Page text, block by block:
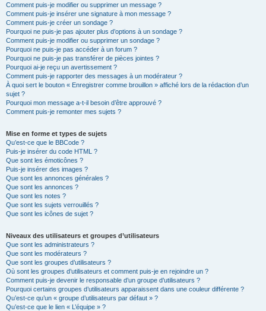
Comment puis-je modifier ou supprimer un message ?
Comment puis-je insérer une signature à mon message ?
Comment puis-je créer un sondage ?
Pourquoi ne puis-je pas ajouter plus d’options à un sondage ?
Comment puis-je modifier ou supprimer un sondage ?
Pourquoi ne puis-je pas accéder à un forum ?
Pourquoi ne puis-je pas transférer de pièces jointes ?
Pourquoi ai-je reçu un avertissement ?
Comment puis-je rapporter des messages à un modérateur ?
À quoi sert le bouton « Enregistrer comme brouillon » affiché lors de la rédaction d’un
sujet ?
Pourquoi mon message a-t-il besoin d’être approuvé ?
Comment puis-je remonter mes sujets ?
Mise en forme et types de sujets
Qu’est-ce que le BBCode ?
Puis-je insérer du code HTML ?
Que sont les émoticônes ?
Puis-je insérer des images ?
Que sont les annonces générales ?
Que sont les annonces ?
Que sont les notes ?
Que sont les sujets verrouillés ?
Que sont les icônes de sujet ?
Niveaux des utilisateurs et groupes d’utilisateurs
Que sont les administrateurs ?
Que sont les modérateurs ?
Que sont les groupes d’utilisateurs ?
Où sont les groupes d’utilisateurs et comment puis-je en rejoindre un ?
Comment puis-je devenir le responsable d’un groupe d’utilisateurs ?
Pourquoi certains groupes d’utilisateurs apparaissent dans une couleur différente ?
Qu’est-ce qu’un « groupe d’utilisateurs par défaut » ?
Qu’est-ce que le lien « L’équipe » ?